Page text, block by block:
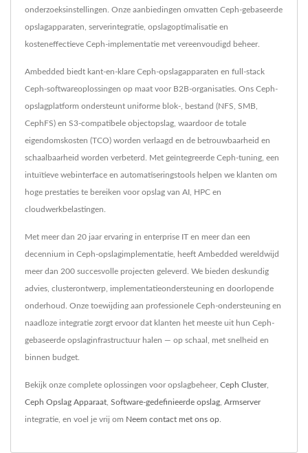
onderzoeksinstellingen. Onze aanbiedingen omvatten Ceph-gebaseerde
opslagapparaten, serverintegratie, opslagoptimalisatie en
kosteneffectieve Ceph-implementatie met vereenvoudigd beheer.
Ambedded biedt kant-en-klare Ceph-opslagapparaten en full-stack
Ceph-softwareoplossingen op maat voor B2B-organisaties. Ons Ceph-
opslagplatform ondersteunt uniforme blok-, bestand (NFS, SMB,
CephFS) en S3-compatibele objectopslag, waardoor de totale
eigendomskosten (TCO) worden verlaagd en de betrouwbaarheid en
schaalbaarheid worden verbeterd. Met geïntegreerde Ceph-tuning, een
intuïtieve webinterface en automatiseringstools helpen we klanten om
hoge prestaties te bereiken voor opslag van AI, HPC en
cloudwerkbelastingen.
Met meer dan 20 jaar ervaring in enterprise IT en meer dan een
decennium in Ceph-opslagimplementatie, heeft Ambedded wereldwijd
meer dan 200 succesvolle projecten geleverd. We bieden deskundig
advies, clusterontwerp, implementatieondersteuning en doorlopende
onderhoud. Onze toewijding aan professionele Ceph-ondersteuning en
naadloze integratie zorgt ervoor dat klanten het meeste uit hun Ceph-
gebaseerde opslaginfrastructuur halen — op schaal, met snelheid en
binnen budget.
Bekijk onze complete oplossingen voor opslagbeheer, Ceph Cluster,
Ceph Opslag Apparaat Software-gedefinieerde opslag Armserver
integratie, en voel je vrij om Neem contact met ons op